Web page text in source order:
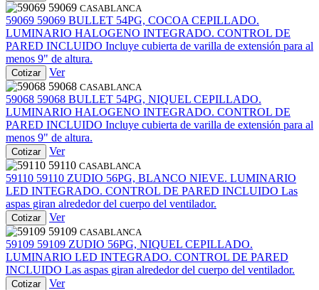
59069 CASABLANCA
59069 59069 BULLET 54PG, COCOA CEPILLADO.
LUMINARIO HALOGENO INTEGRADO. CONTROL DE
PARED INCLUIDO Incluye cubierta de varilla de extensión para al
menos 9" de altura.
Cotizar
Ver
59068 CASABLANCA
59068 59068 BULLET 54PG, NIQUEL CEPILLADO.
LUMINARIO HALOGENO INTEGRADO. CONTROL DE
PARED INCLUIDO Incluye cubierta de varilla de extensión para al
menos 9" de altura.
Cotizar
Ver
59110 CASABLANCA
59110 59110 ZUDIO 56PG, BLANCO NIEVE. LUMINARIO
LED INTEGRADO. CONTROL DE PARED INCLUIDO Las
aspas giran alrededor del cuerpo del ventilador.
Cotizar
Ver
59109 CASABLANCA
59109 59109 ZUDIO 56PG, NIQUEL CEPILLADO.
LUMINARIO LED INTEGRADO. CONTROL DE PARED
INCLUIDO Las aspas giran alrededor del cuerpo del ventilador.
Cotizar
Ver